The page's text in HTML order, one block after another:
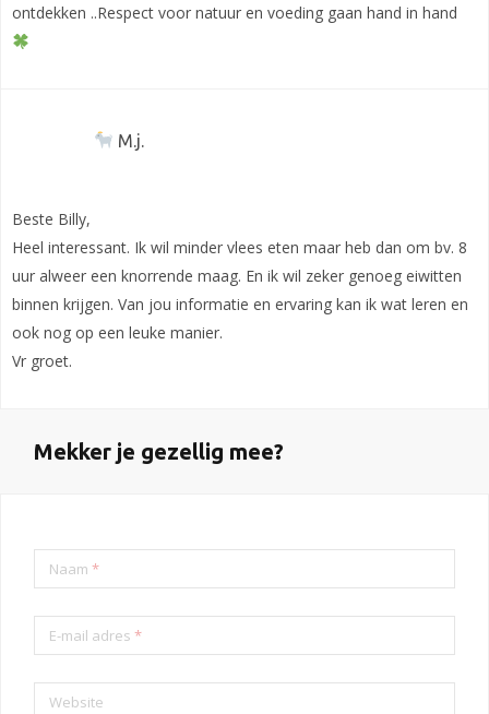
ontdekken ..Respect voor natuur en voeding gaan hand in hand
M.j.
Beste Billy,
Heel interessant. Ik wil minder vlees eten maar heb dan om bv. 8
uur alweer een knorrende maag. En ik wil zeker genoeg eiwitten
binnen krijgen. Van jou informatie en ervaring kan ik wat leren en
ook nog op een leuke manier.
Vr groet.
Mekker je gezellig mee?
Naam *
E-mail adres *
Website